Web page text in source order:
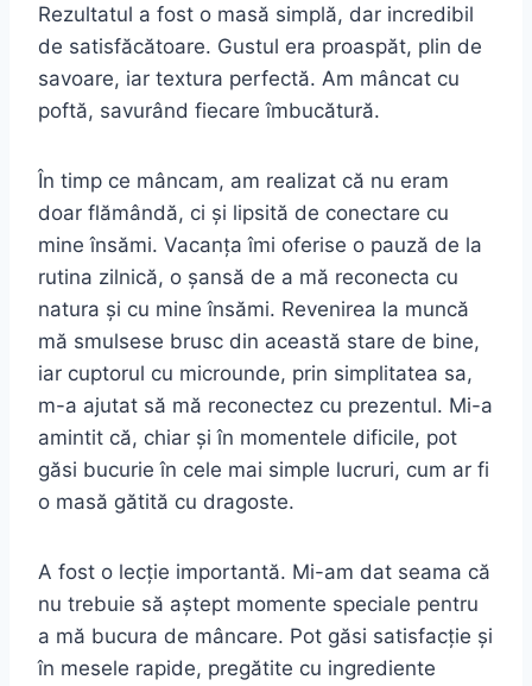
Rezultatul a fost o masă simplă, dar incredibil
de satisfăcătoare. Gustul era proaspăt, plin de
savoare, iar textura perfectă. Am mâncat cu
poftă, savurând fiecare îmbucătură.
În timp ce mâncam, am realizat că nu eram
doar flămândă, ci și lipsită de conectare cu
mine însămi. Vacanța îmi oferise o pauză de la
rutina zilnică, o șansă de a mă reconecta cu
natura și cu mine însămi. Revenirea la muncă
mă smulsese brusc din această stare de bine,
iar cuptorul cu microunde, prin simplitatea sa,
m-a ajutat să mă reconectez cu prezentul. Mi-a
amintit că, chiar și în momentele dificile, pot
găsi bucurie în cele mai simple lucruri, cum ar fi
o masă gătită cu dragoste.
A fost o lecție importantă. Mi-am dat seama că
nu trebuie să aștept momente speciale pentru
a mă bucura de mâncare. Pot găsi satisfacție și
în mesele rapide, pregătite cu ingrediente